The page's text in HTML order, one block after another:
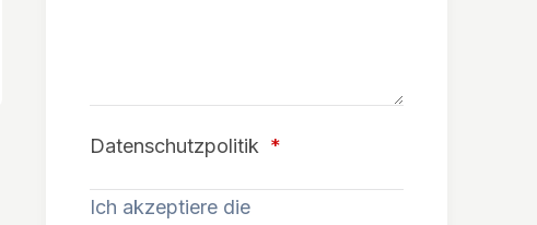
Datenschutzpolitik *
Ich akzeptiere die